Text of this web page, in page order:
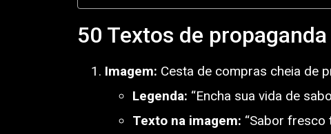
50 Textos de
Imagem: Cesta de compras cheia de
Legenda: “Encha sua vida de
Texto na imagem: “Sabor fresco